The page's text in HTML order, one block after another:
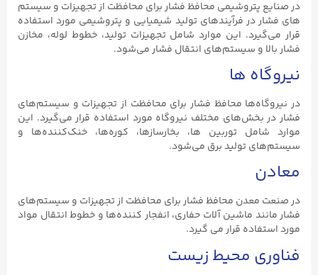
در صنایع پتروشیمی محافظ فشار برای محافظت از تجهیزات و سیستم‌
های فشار در فرآیندهای تولید شیمیایی و پتروشیمی مورد استفاده
قرار می‌گیرد. این موارد شامل تجهیزات تولید، خطوط لوله، مخازن
فشار بالا و سیستم‌های انتقال فشار می‌شود.
نیروگاه‌ ها
در نیروگاه‌ها محافظ فشار برای محافظت از تجهیزات و سیستم‌های
فشار در بخش‌های مختلف نیروگاه مورد استفاده قرار می‌گیرد. این
موارد شامل توربین‌ ها، بخارسازها، کوره‌ها، خنک‌کننده‌ها و
سیستم‌های تولید برق می‌شود.
معادن
در صنعت معدن محافظ فشار برای محافظت از تجهیزات و سیستم‌های
فشار مانند ماشین‌ آلات حفاری، انفجار کننده‌ها و خطوط انتقال مواد
مورد استفاده قرار می‌ گیرد.
فناوری محیط زیست